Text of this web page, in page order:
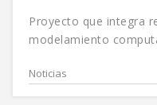
Proyecto que integra
modelamiento
Noticias